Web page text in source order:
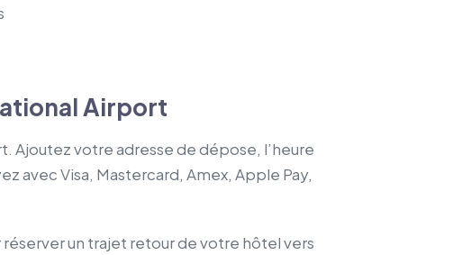
Airport
Ajoutez votre adresse de dépose, l’heure
avec Visa, Mastercard, Amex, Apple Pay,
réserver un trajet retour de votre hôtel vers